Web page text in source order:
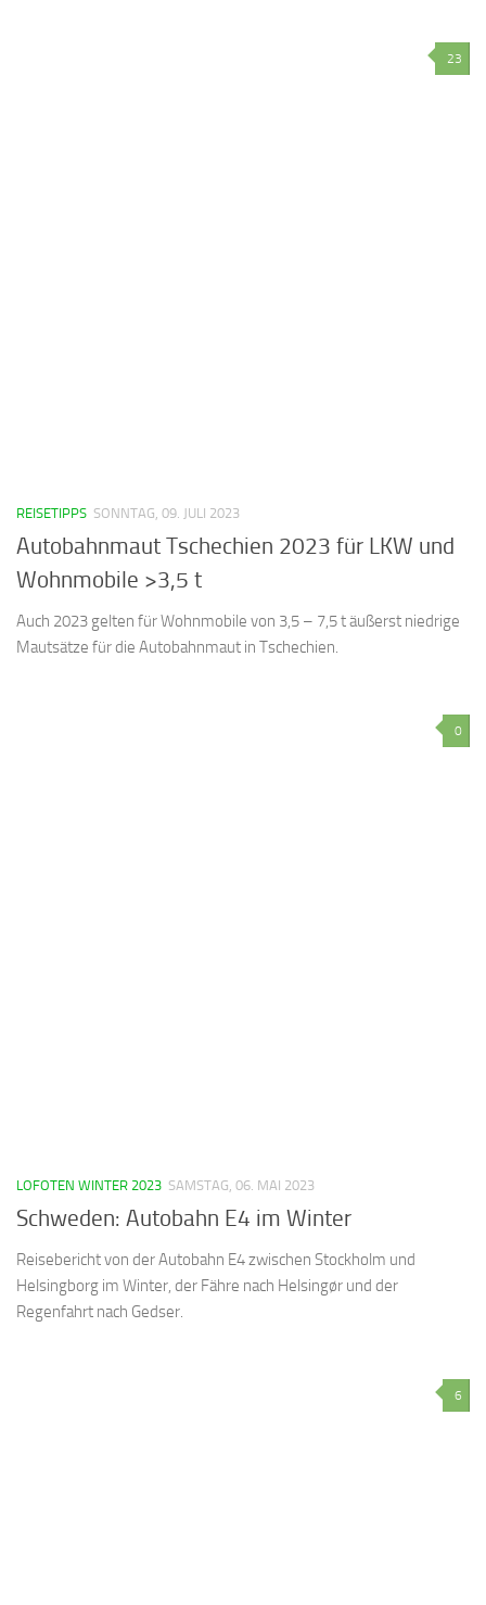
23
REISETIPPS SONNTAG, 09. JULI 2023
Autobahnmaut Tschechien 2023 für LKW und
Wohnmobile >3,5 t
Auch 2023 gelten für Wohnmobile von 3,5 – 7,5 t äußerst niedrige
Mautsätze für die Autobahnmaut in Tschechien.
0
LOFOTEN WINTER 2023 SAMSTAG, 06. MAI 2023
Schweden: Autobahn E4 im Winter
Reisebericht von der Autobahn E4 zwischen Stockholm und
Helsingborg im Winter, der Fähre nach Helsingør und der
Regenfahrt nach Gedser.
6